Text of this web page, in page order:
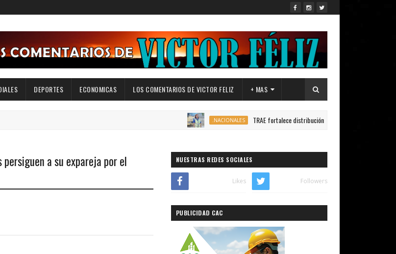
DEPORTES ECONOMICAS LOS COMENTARIOS DE VICTOR FELIZ + MAS
.NACIONALES TRAE fortalece distribución de autobuses en todo el país para
a su expareja por el
NUESTRAS REDES SOCIALES
Likes Followers
PUBLICIDAD CAC